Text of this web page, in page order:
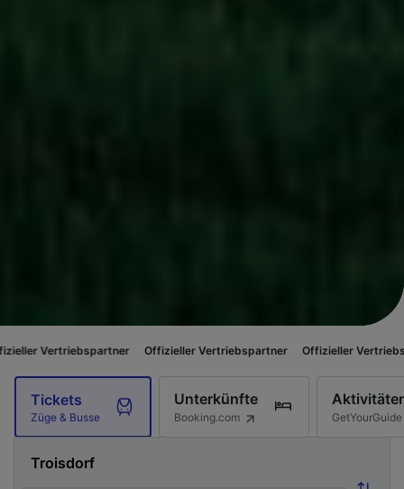
Offizieller Vertriebspartner Offizieller Vertriebspartner
Tickets
Züge & Busse
Unterkünfte
Booking.com GetYourGuide